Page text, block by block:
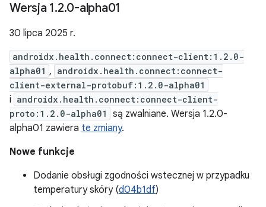
Wersja 1.2.0-alpha01
30 lipca 2025 r.
androidx.health.connect:connect-client:1.2.0-
alpha01 , androidx.health.connect:connect-
client-external-protobuf:1.2.0-alpha01
i androidx.health.connect:connect-client-
proto:1.2.0-alpha01
są zwalniane. Wersja 1.2.0-
alpha01 zawiera te zmiany.
Nowe funkcje
Dodanie obsługi zgodności wstecznej w przypadku
temperatury skóry (d04b1df)